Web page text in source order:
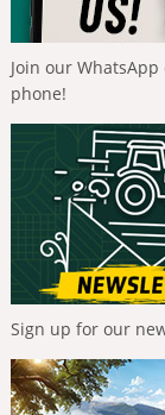
Join our
phone!
Sign up for our